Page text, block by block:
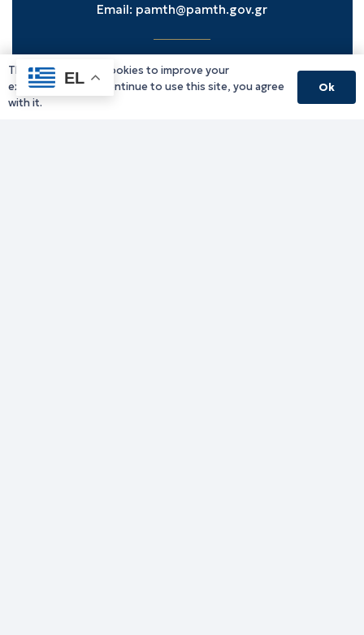
Email: pamth@pamth.gov.gr
Υπηρεσίες Δράμας
Υπηρεσίες Καβάλας
EL
This website uses cookies to improve your
experience. If you continue to use this site, you agree
with it.
Ok